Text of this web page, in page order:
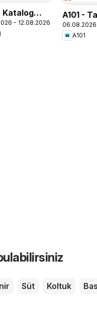
Katalog
- 12.08.2026
A101 -
Yıldızları
A101
Süt Koltuk